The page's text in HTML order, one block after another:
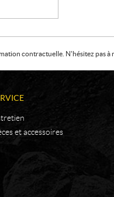
contractuelle. N'hésitez pas à
et accessoires